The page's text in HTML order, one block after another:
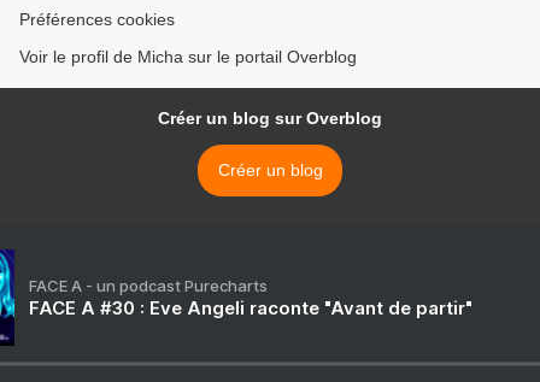
Préférences cookies
Voir le profil de Micha sur le portail Overblog
Créer un blog sur Overblog
Créer un blog
FACE A - un podcast Purecharts
FACE A #30 : Eve Angeli raconte "Avant de partir"